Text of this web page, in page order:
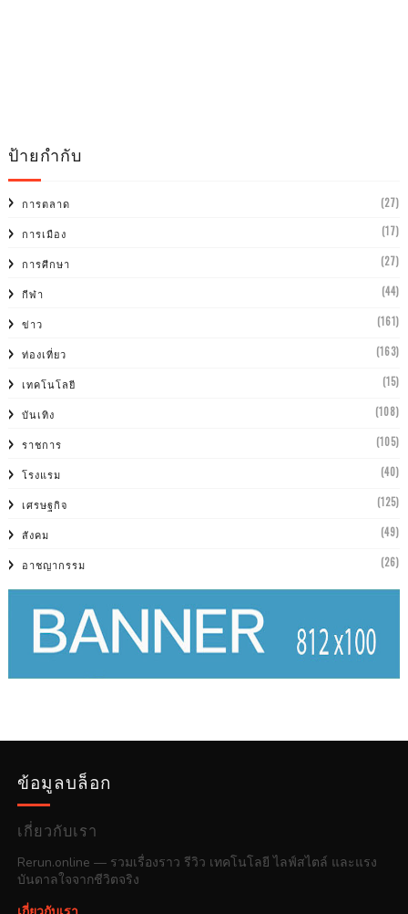
ป้ายกำกับ
การตลาด (27)
การเมือง (17)
การศีกษา (27)
กีฬา (44)
ข่าว (161)
ท่องเที่ยว (163)
เทคโนโลยี (15)
บันเทิง (108)
ราชการ (105)
โรงแรม (40)
เศรษฐกิจ (125)
สังคม (49)
อาชญากรรม (26)
ข้อมูลบล็อก
เกี่ยวกับเรา
Rerun.online — รวมเรื่องราว รีวิว เทคโนโลยี ไลฟ์สไตล์ และแรง
บันดาลใจจากชีวิตจริง